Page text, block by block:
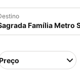
Preço